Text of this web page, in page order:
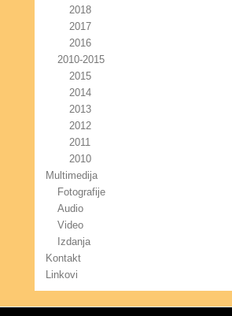
2018
2017
2016
2010-2015
2015
2014
2013
2012
2011
2010
Multimedija
Fotografije
Audio
Video
Izdanja
Kontakt
Linkovi